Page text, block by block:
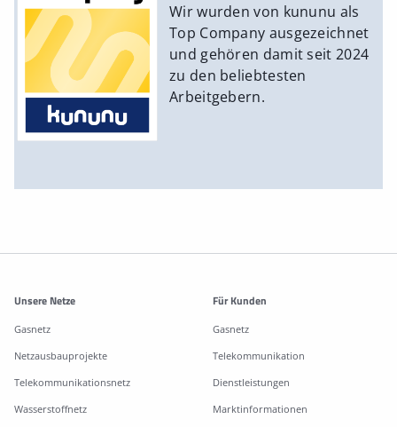
Wir wurden von kununu als
Top Company ausgezeichnet
und gehören damit seit 2024
zu den beliebtesten
Arbeitgebern.
Weitere Informationen
Unsere Netze
Gasnetz
Netzausbauprojekte
Telekommunikationsnetz
Wasserstoffnetz
Für Kunden
Gasnetz
Telekommunikation
Dienstleistungen
Marktinformationen